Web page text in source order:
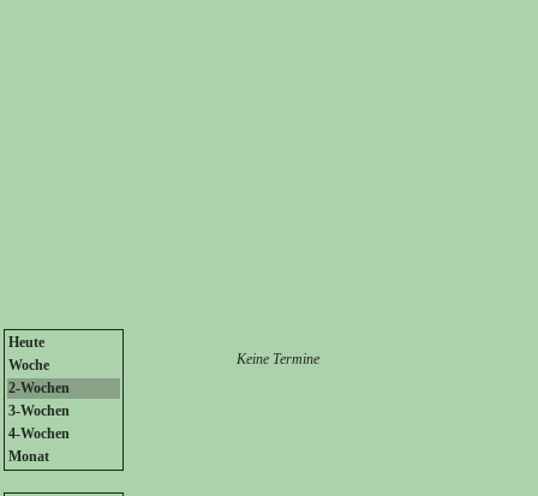
Heute
Woche
2-Wochen
3-Wochen
4-Wochen
Monat
Keine Termine